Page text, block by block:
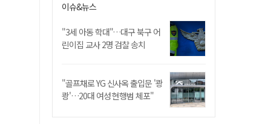
이슈&뉴스
"3세 아동 학대"…대구 북구 어
린이집 교사 2명 검찰 송치
"골프채로 YG 신사옥 출입문 '쾅
쾅'…20대 여성 현행범 체포"